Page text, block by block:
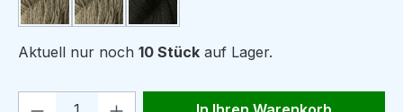
E4s braungrau
4s anthrazit30 schwarz
Aktuell nur noch 10 Stück auf Lager.
Produkt Anzahl: Gib den